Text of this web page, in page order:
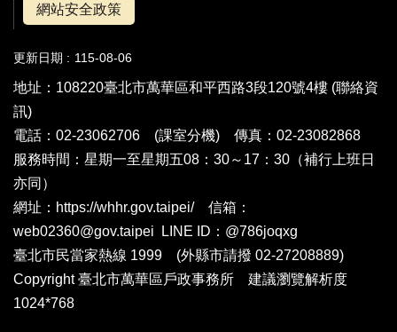
網站安全政策
更新日期 115-08-06
地址：108220臺北市萬華區和平西路3段120號4樓 (聯絡資
訊)
電話：02-23062706 (課室分機) 傳真：02-23082868
服務時間：星期一至星期五08：30～17：30（補行上班日
亦同）
網址：https://whhr.gov.taipei/ 信箱：
web02360@gov.taipei LINE ID：@786joqxg
臺北市民當家熱線 1999 (外縣市請撥 02-27208889)
Copyright 臺北市萬華區戶政事務所 建議瀏覽解析度
1024*768